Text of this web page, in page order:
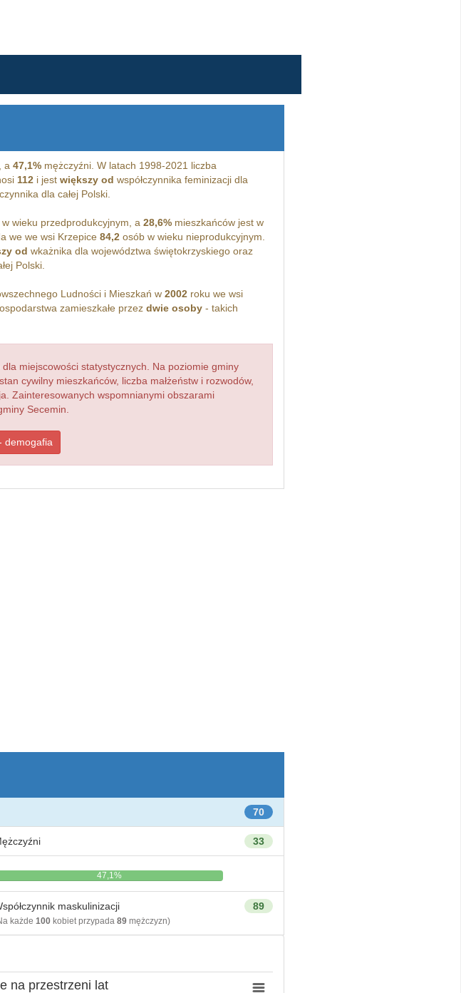
a 47,1%mężczyźni. W latach 1998-2021 liczba
112i jest większy od współczynnika feminizacji dla
dla całej Polski.
wieku przedprodukcyjnym, a 28,6%mieszkańców jest w
we we wsi Krzepice 84,2osób w wieku nieprodukcyjnym.
od wkażnika dla województwa świętokrzyskiego oraz
Polski.
Ludności i Mieszkań w 2002roku we wsi
zamieszkałe przez dwie osoby- takich
miejscowości statystycznych. Na poziomie gminy
cywilny mieszkańców, liczba małżeństw i rozwodów,
Zainteresowanych wspomnianymi obszarami
Secemin.
demogafia
70
33
47,1%
89
maskulinizacji
każde 100kobiet przypada 89mężczyzn)
na przestrzeni lat